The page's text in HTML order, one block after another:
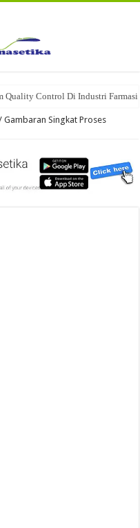
Quality Control Di Industri Farmasi
Gambaran Singkat Proses